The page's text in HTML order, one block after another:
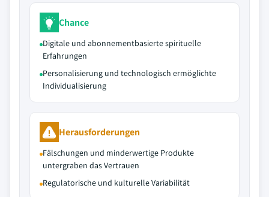
Chance
Digitale und abonnementbasierte spirituelle
Erfahrungen
Personalisierung und technologisch ermöglichte
Individualisierung
Herausforderungen
Fälschungen und minderwertige Produkte
untergraben das Vertrauen
Regulatorische und kulturelle Variabilität